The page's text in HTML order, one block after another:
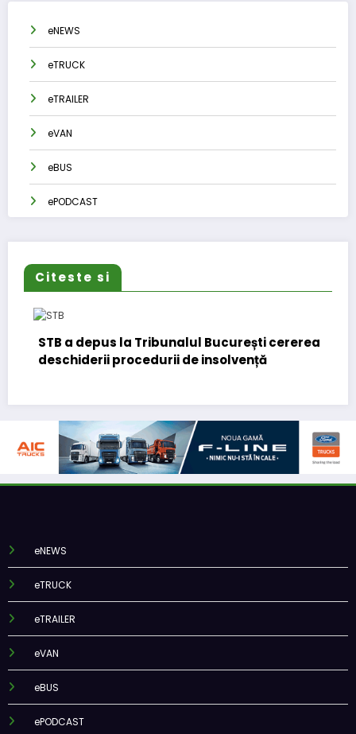
eNEWS
eTRUCK
eTRAILER
eVAN
eBUS
ePODCAST
Citeste si
a depus la Tribunalul București cererea
procedurii de insolvență
DKV
eNEWS
eTRUCK
eTRAILER
eVAN
eBUS
ePODCAST